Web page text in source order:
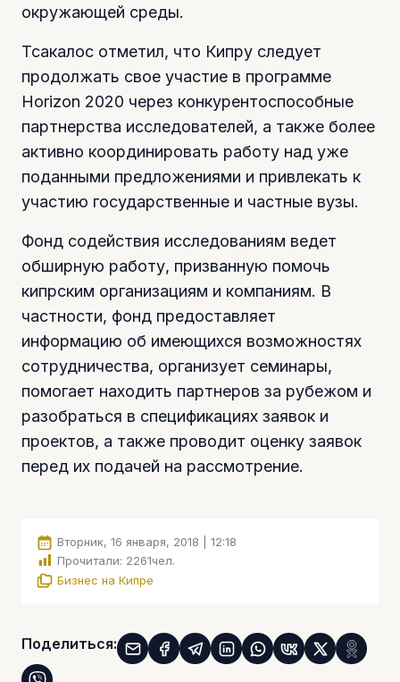
окружающей среды.
Тсакалос отметил, что Кипру следует
продолжать свое участие в программе
Horizon 2020 через конкурентоспособные
партнерства исследователей, а также более
активно координировать работу над уже
поданными предложениями и привлекать к
участию государственные и частные вузы.
Фонд содействия исследованиям ведет
обширную работу, призванную помочь
кипрским организациям и компаниям. В
частности, фонд предоставляет
информацию об имеющихся возможностях
сотрудничества, организует семинары,
помогает находить партнеров за рубежом и
разобраться в спецификациях заявок и
проектов, а также проводит оценку заявок
перед их подачей на рассмотрение.
Вторник, 16 января, 2018 | 12:18
Прочитали: 2261чел.
Бизнес на Кипре
Поделиться: